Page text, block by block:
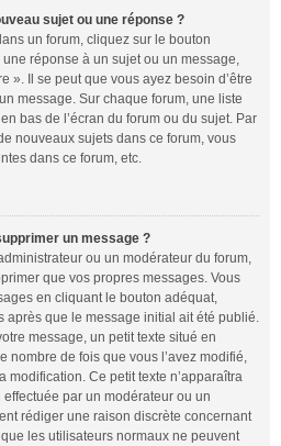
sujet ou une réponse ?
un forum, cliquez sur le bouton
réponse à un sujet ou un message,
». Il se peut que vous ayez besoin d’être
message. Sur chaque forum, une liste
bas de l’écran du forum ou du sujet. Par
nouveaux sujets dans ce forum, vous
dans ce forum, etc.
un message ?
ou un modérateur du forum,
que vos propres messages. Vous
en cliquant le bouton adéquat,
après que le message initial ait été publié.
message, un petit texte situé en
nombre de fois que vous l’avez modifié,
modification. Ce petit texte n’apparaîtra
effectuée par un modérateur ou un
rédiger une raison discrète concernant
les utilisateurs normaux ne peuvent